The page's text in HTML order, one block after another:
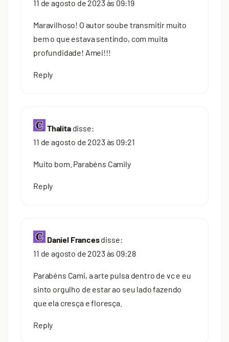
11 de agosto de 2023 às 09:19
Maravilhoso! O autor soube transmitir muito
bem o que estava sentindo, com muita
profundidade! Amei!!!
Reply
Thalita disse:
11 de agosto de 2023 às 09:21
Muito bom. Parabéns Camily
Reply
Daniel Francesdisse:
11 de agosto de 2023 às 09:28
Parabéns Cami, a arte pulsa dentro de vc e eu
sinto orgulho de estar ao seu lado fazendo
que ela cresça e floresça.
Reply